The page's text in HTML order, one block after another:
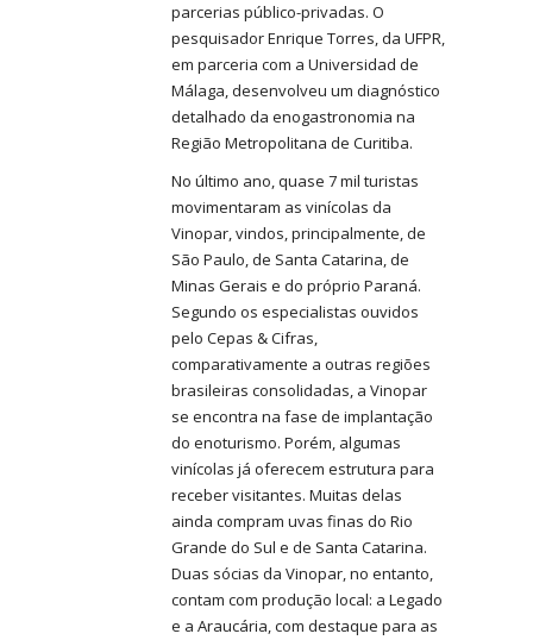
parcerias público-privadas. O
pesquisador Enrique Torres, da UFPR,
em parceria com a Universidad de
Málaga, desenvolveu um diagnóstico
detalhado da enogastronomia na
Região Metropolitana de Curitiba.
No último ano, quase 7 mil turistas
movimentaram as vinícolas da
Vinopar, vindos, principalmente, de
São Paulo, de Santa Catarina, de
Minas Gerais e do próprio Paraná.
Segundo os especialistas ouvidos
pelo Cepas & Cifras,
comparativamente a outras regiões
brasileiras consolidadas, a Vinopar
se encontra na fase de implantação
do enoturismo. Porém, algumas
vinícolas já oferecem estrutura para
receber visitantes. Muitas delas
ainda compram uvas finas do Rio
Grande do Sul e de Santa Catarina.
Duas sócias da Vinopar, no entanto,
contam com produção local: a Legado
e a Araucária, com destaque para as